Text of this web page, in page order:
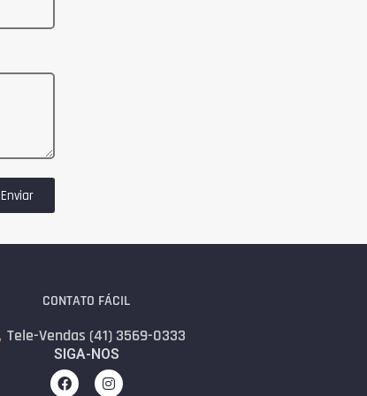
Enviar
CONTATO FÁCIL
Tele-Vendas (41) 3569-0333
SIGA-NOS